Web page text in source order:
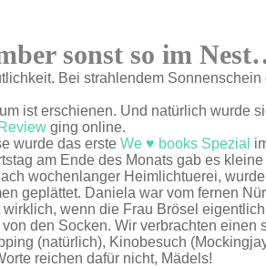
sonst so im
Bei strahlendem
ist erschienen. Und natürlich wurde
ging online.
wurde das erste We ♥ books Spezial
am Ende des Monats gab es
wochenlanger Heimlichtuerei,
geplättet. Daniela war vom fernen
wirklich, wenn die Frau Brösel
den Socken. Wir verbrachten einen
(natürlich), Kinobesuch
reichen dafür nicht, Mädels!